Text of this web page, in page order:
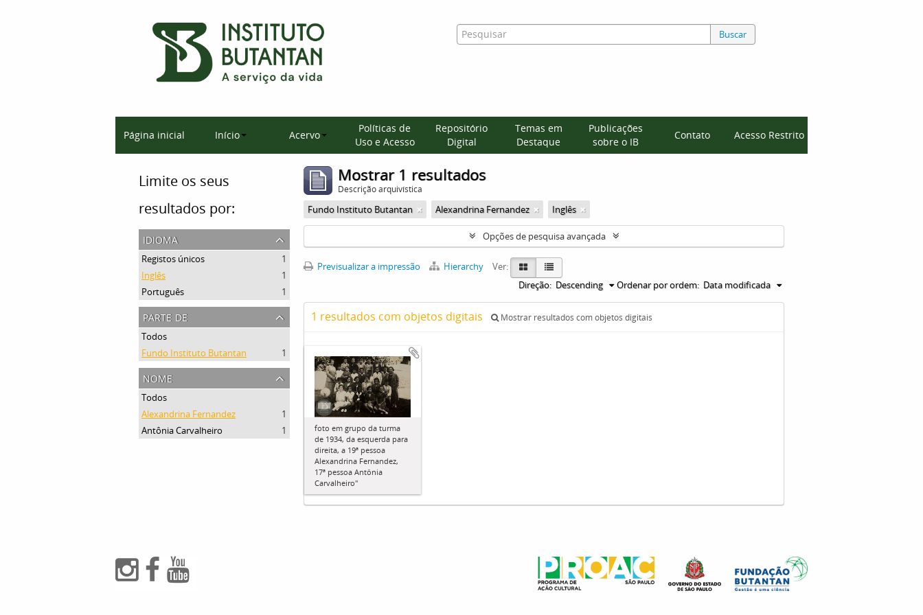
Buscar
Página inicial Início Acervo
Políticas de
Uso e Acesso
Repositório
Digital
Temas em
Destaque
Publicações
sobre o IB
Contato Acesso Restrito
Limite os seus
resultados por:
idioma
Registos únicos
1
Inglês
1
Português
1
parte de
Todos
Fundo Instituto Butantan
1
nome
Todos
Alexandrina Fernandez
1
Antônia Carvalheiro
1
Mostrar 1 resultados
Descrição arquivística
Fundo Instituto Butantan Alexandrina Fernandez Inglês
Opções de pesquisa avançada
Previsualizar a impressão Hierarchy
Ver:
Ordenar por ordem: Data modificada
Direção: Descending
1 resultados com objetos digitais Mostrar resultados com objetos digitais
foto em grupo da turma
de 1934, da esquerda para
direita, a 19ª pessoa
Alexandrina Fernandez,
17ª pessoa Antônia
Carvalheiro"